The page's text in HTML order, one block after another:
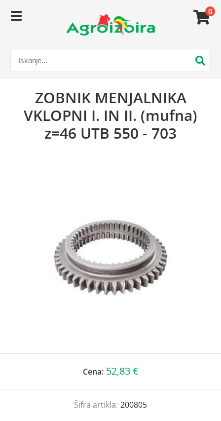
0
ZOBNIK MENJALNIKA
VKLOPNI I. IN II. (mufna)
z=46 UTB 550 - 703
Cena: 52,83 €
Šifra artikla: 200805